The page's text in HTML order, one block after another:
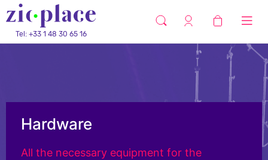
Tel: +33 1 48 30 65 16
Hardware
All the necessary equipment for the